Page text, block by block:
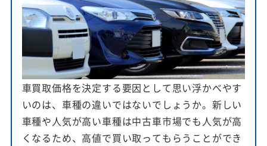
車買取価格を決定する要因として思い浮かべやす
いのは、車種の違いではないでしょうか。新しい
車種や人気が高い車種は中古車市場でも人気が高
くなるため、高値で買い取ってもらうことができ